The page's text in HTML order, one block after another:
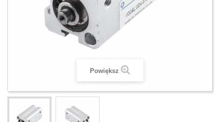
Powiększ